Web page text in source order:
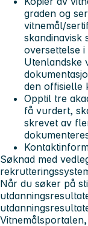
graden og
vitnemål/
skandinavisk
oversettelse
Utenlandske
den offisielle
Opptil tre
få vurdert,
skrevet av
Søknad med
Når du søker på